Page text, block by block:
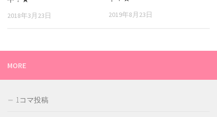
2018年3月23日 2019年8月23日
MORE
1コマ投稿